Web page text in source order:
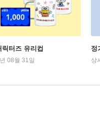
터즈 유리컵
08월 31일
정
상